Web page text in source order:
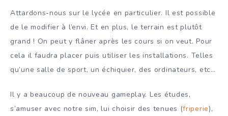
Attardons-nous sur le lycée en particulier. Il est possible
de le modifier à l’envi. Et en plus, le terrain est plutôt
grand ! On peut y flâner après les cours si on veut. Pour
cela il faudra placer puis utiliser les installations. Telles
qu’une salle de sport, un échiquier, des ordinateurs, etc…
Il y a beaucoup de nouveau gameplay. Les études,
s’amuser avec notre sim, lui choisir des tenues (friperie),